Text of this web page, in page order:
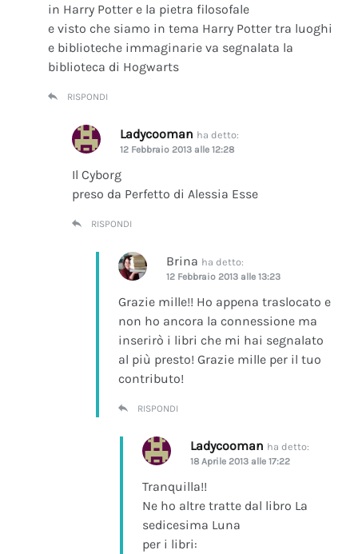
in Harry Potter e la pietra filosofale
e visto che siamo in tema Harry Potter tra luoghi
e biblioteche immaginarie va segnalata la
biblioteca di Hogwarts
RISPONDI
Ladycooman ha detto:
12 Febbraio 2013 alle 12:28
Il Cyborg
preso da Perfetto di Alessia Esse
RISPONDI
Brina ha detto:
12 Febbraio 2013 alle 13:23
Grazie mille!! Ho appena traslocato e
non ho ancora la connessione ma
inserirò i libri che mi hai segnalato
al più presto! Grazie mille per il tuo
contributo!
RISPONDI
Ladycooman ha detto:
18 Aprile 2013 alle 17:22
Tranquilla!!
Ne ho altre tratte dal libro La
sedicesima Luna
per i libri: